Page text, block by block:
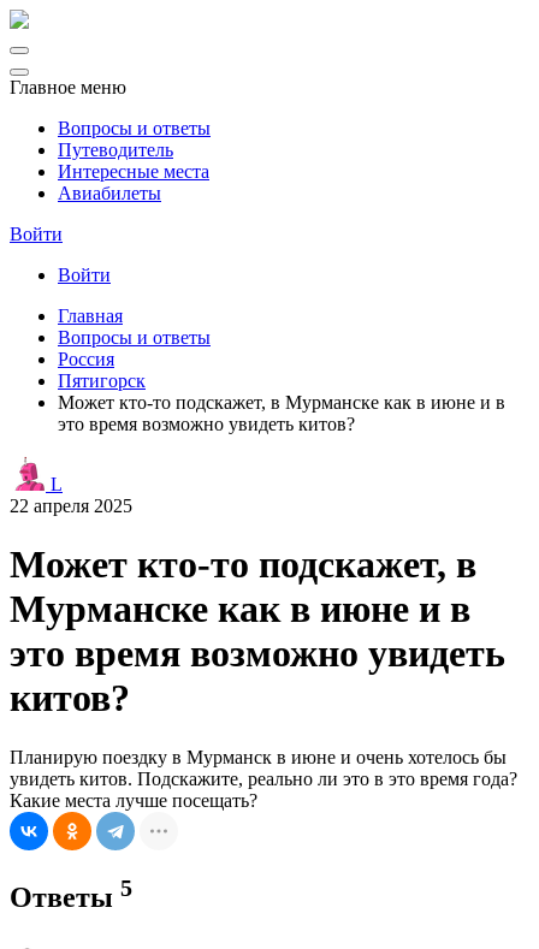
Главное меню
Вопросы и ответы
Путеводитель
Интересные места
Авиабилеты
Войти
Войти
Главная
Вопросы и ответы
Россия
Пятигорск
Может кто-то подскажет, в Мурманске как в июне и в
это время возможно увидеть китов?
L
22 апреля 2025
Может кто-то подскажет, в
Мурманске как в июне и в
это время возможно увидеть
китов?
Планирую поездку в Мурманск в июне и очень хотелось бы
увидеть китов. Подскажите, реально ли это в это время года?
Какие места лучше посещать?
Ответы 5